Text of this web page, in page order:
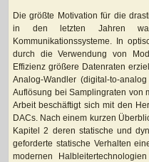
Die größte Motivation für die
in den letzten Jahren
Kommunikationssysteme. In
durch die Verwendung von
Effizienz größere Datenraten
Analog-Wandler (digital-to-
Auflösung bei Samplingraten von
Arbeit beschäftigt sich mit den
DACs. Nach einem kurzen
Kapitel 2 deren statische und
geforderte statische Verhalten
modernen